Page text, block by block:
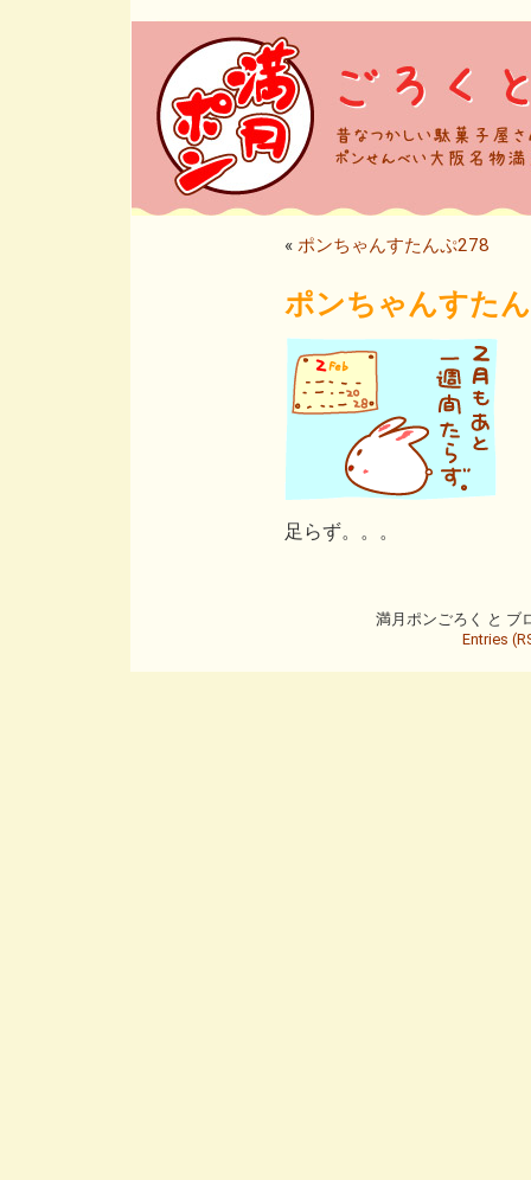
« ポンちゃんすたんぷ278
ポンちゃんすた
足らず。。。
満月ポンごろく と ブ
Entries